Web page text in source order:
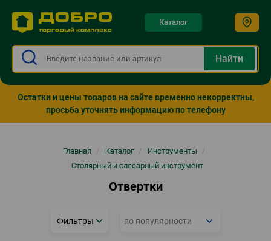
Каталог
Остатки и цены товаров на сайте временно некорректны,
просьба уточнять информацию по телефону
Главная / Каталог / Инструменты
/
Столярный и слесарный инструмент
Отвертки
Фильтры